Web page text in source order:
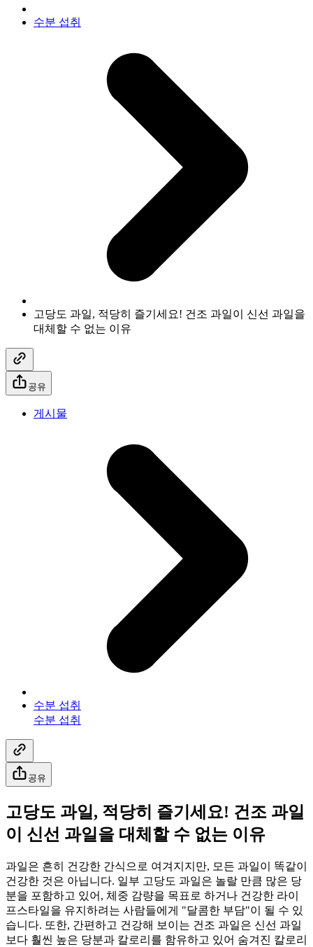
수분 섭취
고당도 과일, 적당히 즐기세요! 건조 과일이 신선 과일을
대체할 수 없는 이유
공유
게시물
수분 섭취
수분 섭취
공유
고당도 과일, 적당히 즐기세요! 건조 과일
이 신선 과일을 대체할 수 없는 이유
과일은 흔히 건강한 간식으로 여겨지지만, 모든 과일이 똑같이
건강한 것은 아닙니다. 일부 고당도 과일은 놀랄 만큼 많은 당
분을 포함하고 있어, 체중 감량을 목표로 하거나 건강한 라이
프스타일을 유지하려는 사람들에게 "달콤한 부담"이 될 수 있
습니다. 또한, 간편하고 건강해 보이는 건조 과일은 신선 과일
보다 훨씬 높은 당분과 칼로리를 함유하고 있어 숨겨진 칼로리